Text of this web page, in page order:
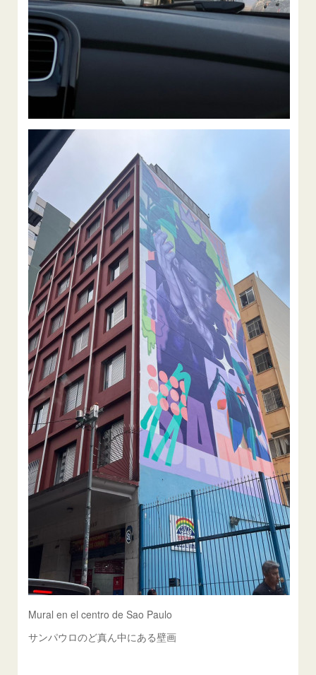
Mural en el centro de Sao Paulo
サンパウロのど真ん中にある壁画